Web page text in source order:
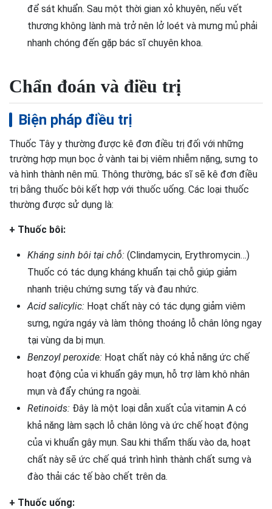
để sát khuẩn. Sau một thời gian xỏ khuyên, nếu vết
thương không lành mà trở nên lở loét và mưng mủ phải
nhanh chóng đến gặp bác sĩ chuyên khoa.
Chẩn đoán và điều trị
Biện pháp điều trị
Thuốc Tây y thường được kê đơn điều trị đối với những
trường hợp mụn bọc ở vành tai bị viêm nhiễm nặng, sưng to
và hình thành nên mũ. Thông thường, bác sĩ sẽ kê đơn điều
trị bằng thuốc bôi kết hợp với thuốc uống. Các loại thuốc
thường được sử dụng là:
+ Thuốc bôi:
Kháng sinh bôi tại chỗ: (Clindamycin, Erythromycin…)
Thuốc có tác dụng kháng khuẩn tại chỗ giúp giảm
nhanh triệu chứng sưng tấy và đau nhức.
Acid salicylic: Hoạt chất này có tác dụng giảm viêm
sưng, ngứa ngáy và làm thông thoáng lỗ chân lông ngay
tại vùng da bị mụn.
Benzoyl peroxide: Hoạt chất này có khả năng ức chế
hoạt động của vi khuẩn gây mụn, hỗ trợ làm khô nhân
mụn và đẩy chúng ra ngoài.
Retinoids: Đây là một loại dẫn xuất của vitamin A có
khả năng làm sạch lỗ chân lông và ức chế hoạt động
của vi khuẩn gây mụn. Sau khi thẩm thấu vào da, hoạt
chất này sẽ ức chế quá trình hình thành chất sưng và
đào thải các tế bào chết trên da.
+ Thuốc uống: